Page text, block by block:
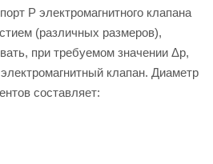
P электромагнитного клапана
(различных размеров),
при требуемом значении Δp,
клапан. Диаметр
составляет: